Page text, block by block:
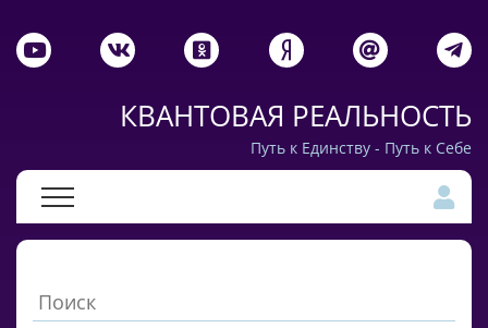
КВАНТОВАЯ РЕАЛЬНОСТЬ
Путь к Единству - Путь к Себе